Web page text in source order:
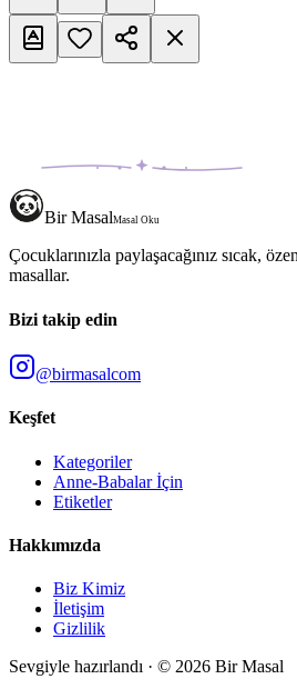
Bir MasalMasal Oku
Çocuklarınızla paylaşacağınız sıcak,
masallar.
Bizi takip edin
@birmasalcom
Keşfet
Kategoriler
Anne-Babalar İçin
Etiketler
Hakkımızda
Biz Kimiz
İletişim
Gizlilik
Sevgiyle hazırlandı · © 2026 Bir Masal